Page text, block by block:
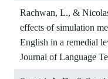
Rachwan, L., &
effects of simulation
English in a remedial
Journal of Language